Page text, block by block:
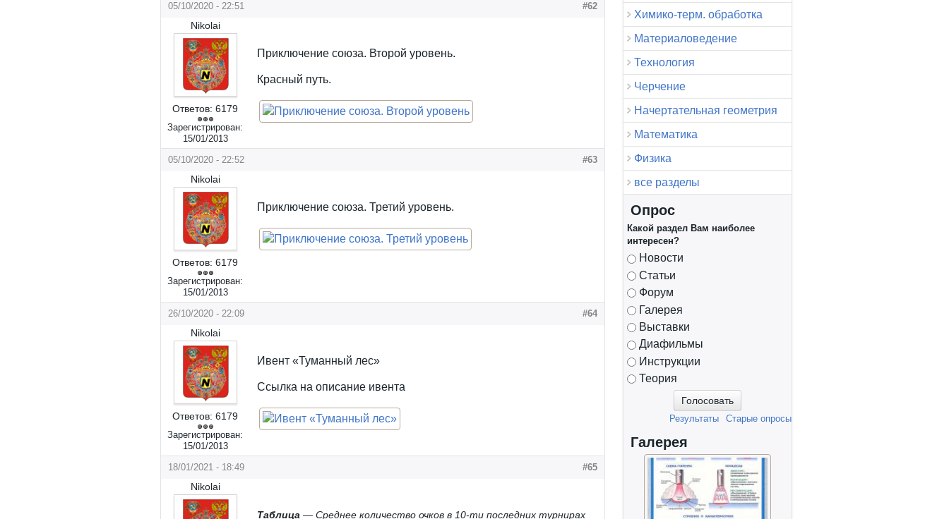
05/10/2020 - 22:51 #62
Nikolai
Ответов: 6179
Зарегистрирован:
15/01/2013
Приключение союза. Второй уровень.
Красный путь.
05/10/2020 - 22:52 #63
Nikolai
Ответов: 6179
Зарегистрирован:
15/01/2013
Приключение союза. Третий уровень.
26/10/2020 - 22:09 #64
Nikolai
Ответов: 6179
Зарегистрирован:
15/01/2013
Ивент «Туманный лес»
Ссылка на описание ивента
18/01/2021 - 18:49 #65
Nikolai
Таблица — Среднее количество очков в 10-ти последних турнирах
Химико-терм. обработка
Материаловедение
Технология
Черчение
Начертательная геометрия
Математика
Физика
все разделы
Опрос
Какой раздел Вам наиболее
интересен?
Варианты
Новости
Статьи
Форум
Галерея
Выставки
Диафильмы
Инструкции
Теория
Старые опросы
Результаты
Галерея